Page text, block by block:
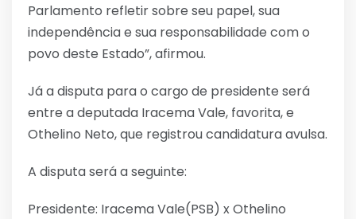
Parlamento refletir sobre seu papel, sua
independência e sua responsabilidade com o
povo deste Estado”, afirmou.
Já a disputa para o cargo de presidente será
entre a deputada Iracema Vale, favorita, e
Othelino Neto, que registrou candidatura avulsa.
A disputa será a seguinte:
Presidente: Iracema Vale(PSB) x Othelino